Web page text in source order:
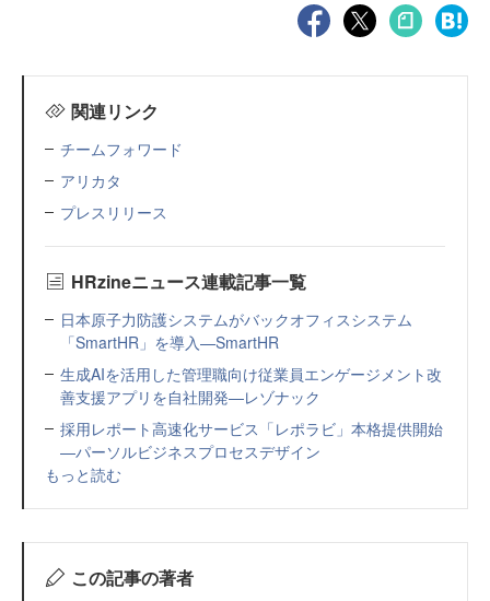
関連リンク
チームフォワード
アリカタ
プレスリリース
HRzineニュース連載記事一覧
日本原子力防護システムがバックオフィスシステム
「SmartHR」を導入—SmartHR
生成AIを活用した管理職向け従業員エンゲージメント改
善支援アプリを自社開発—レゾナック
採用レポート高速化サービス「レポラビ」本格提供開始
—パーソルビジネスプロセスデザイン
もっと読む
この記事の著者